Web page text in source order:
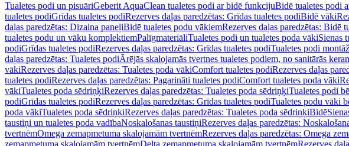
Tualetes podi un pisuāriGeberit AquaClean tualetes podi ar bidē funkcijuBidē tualetes podi
tualetes podiGrīdas tualetes podiRezerves daļas paredzētas: Grīdas tualetes podiBidē vāki
daļas paredzētas: Dizaina paneļiBidē tualetes podu vākiemRezerves daļas paredzētas: Bidē
tualetes podu un vāku komplektiemPalīgmateriāliTualetes podi un tualetes poda vākiSienas
podiGrīdas tualetes podiRezerves daļas paredzētas: Grīdas tualetes podiTualetes podi
daļas paredzētas: Tualetes podiĀrējās skalojamās tvertnes tualetes podiem, no sanitārās
vākiRezerves daļas paredzētas: Tualetes poda vākiComfort tualetes podiRezerves daļas
tualetes podiRezerves daļas paredzētas: Pagarināti tualetes podiComfort tualetes poda vāki
vākiTualetes poda sēdriņķiRezerves daļas paredzētas: Tualetes poda sēdriņķiTualetes podi
podiGrīdas tualetes podiRezerves daļas paredzētas: Grīdas tualetes podiTualetes podu vāki
poda vākiTualetes poda sēdriņķiRezerves daļas paredzētas: Tualetes poda sēdriņķiBidē
taustiņi un tualetes poda vadībaNoskalošanas taustiņiRezerves daļas paredzētas:
tvertnēmOmega zemapmetuma skalojamām tvertnēmRezerves daļas paredzētas: Omega
zemapmetuma skalojamām tvertnēmDelta zemapmetuma skalojamām tvertnēmRezerves